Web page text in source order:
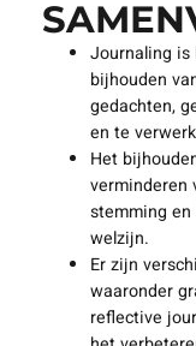
Journaling is
bijhouden
gedachten,
en te
Het
verminderen
stemming en
welzijn.
Er zijn
waaronder
reflective